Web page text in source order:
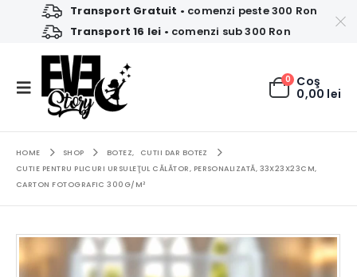
Transport Gratuit • comenzi peste 300 Ron
Transport 16 lei • comenzi sub 300 Ron
0 Coş
0,00 lei
HOME SHOP BOTEZ,
CUTII DAR BOTEZ
CUTIE PENTRU PLICURI URSULEŢUL CĂLĂTOR, PERSONALIZATĂ, 33X23X23CM,
CARTON FOTOGRAFIC 300G/M²